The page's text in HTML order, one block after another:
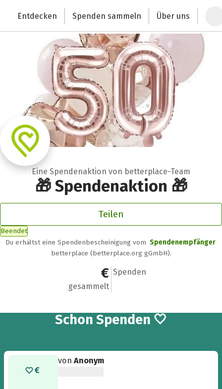
Deutschlands größte Spendenplattform
Entdecken Spenden sammeln Über uns
Eine Spendenaktion von betterplace-Team
🎁 Spendenaktion 🎁
Teilen
Beendet
Du erhältst eine Spendenbescheinigung vom Spendenempfänger
betterplace (betterplace.org gGmbH).
1.060 €
gesammelt
18
Spenden
Schon 18
Spenden 🤍
vonAnonym